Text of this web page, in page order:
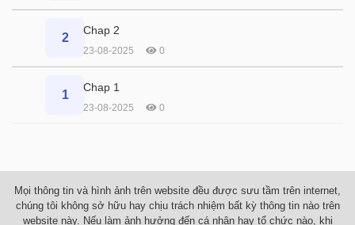
2
Chap 2
23-08-2025 0
1
Chap 1
23-08-2025 0
Mọi thông tin và hình ảnh trên website đều được sưu tầm trên internet,
chúng tôi không sở hữu hay chịu trách nhiệm bất kỳ thông tin nào trên
website này. Nếu làm ảnh hưởng đến cá nhân hay tổ chức nào, khi